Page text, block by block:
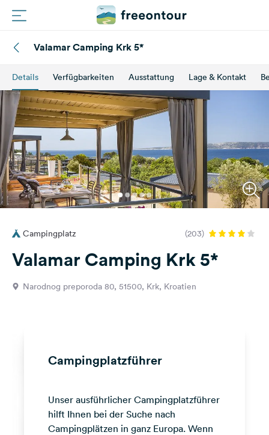
Plätze
Magazin
Partner
Registrieren
Einloggen
Fragen &
Feedback
Media
Facebook
Valamar Camping Krk 5*
Details Verfügbarkeiten Ausstattung Lage & Kontakt
Campingplatz (203)
Valamar Camping Krk 5*
Narodnog preporoda 80, 51500, Krk, Kroatien
Campingplatzführer
Unser ausführlicher Campingplatzführer
hilft Ihnen bei der Suche nach
Campingplätzen in ganz Europa. Wenn